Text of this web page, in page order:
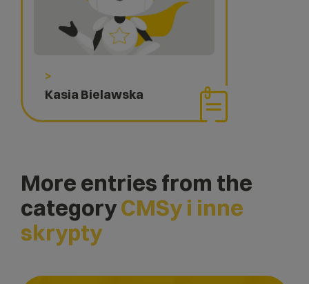
>
Kasia Bielawska
More entries from the
categoryCMSy i inne
skrypty